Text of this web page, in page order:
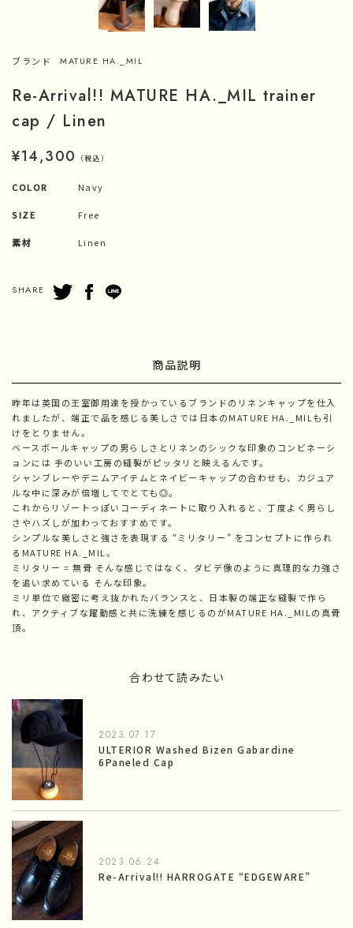
ブランド MATURE HA._MIL
Re-Arrival!! MATURE HA._MIL trainer
cap / Linen
¥14,300 （税込）
COLOR Navy
SIZE Free
素材 Linen
SHARE
商品説明
昨年は英国の王室御用達を授かっているブランドのリネンキャップを仕入
れましたが、端正で品を感じる美しさでは日本のMATURE HA._MILも引
けをとりません。
ベースボールキャップの男らしさとリネンのシックな印象のコンビネーシ
ョンには 手のいい工房の縫製がピッタリと映えるんです。
シャンブレーやデニムアイテムとネイビーキャップの合わせも、カジュア
ルな中に深みが倍増してでとても◎。
これからリゾートっぽいコーディネートに取り入れると、丁度よく男らし
さやハズしが加わっておすすめです。
シンプルな美しさと強さを表現する “ミリタリー” をコンセプトに作られ
るMATURE HA._MIL。
ミリタリー = 無骨 そんな感じではなく、ダビデ像のように真理的な力強さ
を追い求めている そんな印象。
ミリ単位で緻密に考え抜かれたバランスと、日本製の端正な縫製で作ら
れ、アクティブな躍動感と共に洗練を感じるのがMATURE HA._MILの真骨
頂。
合わせて読みたい
2023.07.17
ULTERIOR Washed Bizen Gabardine
6Paneled Cap
2023.06.24
Re-Arrival!! HARROGATE “EDGEWARE”